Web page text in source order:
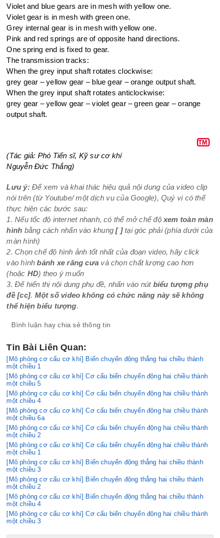
Violet and blue gears are in mesh with yellow one.
Violet gear is in mesh with green one.
Grey internal gear is in mesh with yellow one.
Pink and red springs are of opposite hand directions.
One spring end is fixed to gear.
The transmission tracks:
When the grey input shaft rotates clockwise:
grey gear – yellow gear – blue gear – orange output shaft.
When the grey input shaft rotates anticlockwise:
grey gear – yellow gear – violet gear – green gear – orange
output shaft.
(Tác giả: Phó Tiến sĩ, Kỹ sư cơ khí
Nguyễn Đức Thắng)
Lưu ý:Để xem và khai thác hiệu quả nội dung của video clip
nói trên (từ Youtube/ một dịch vụ của Google), Quý vị có thể
thực hiện các bước sau:
1. Nếu tốc độ internet nhanh, có thể mở chế độ xem toàn màn
hình bằng cách nhấn vào khung [ ] tại góc phải (phía dưới của
màn hình)
2. Chọn chế độ hình ảnh tốt nhất của đoạn video, hãy click
vào hình bánh xe răng cưa và chọn chất lượng cao hơn
(hoặc HD) theo ý muốn
3. Để hiển thị nội dung phụ đề, nhấn vào nút biểu tượng phụ
đề [cc]. Một số video không có chức năng này sẽ không
thể hiện biểu tượng.
Bình luận hay chia sẻ thông tin
Tin Bài Liên Quan:
[Mô phỏng cơ cấu cơ khí] Biến chuyển động thẳng hai chiều thành
một chiều 1
[Mô phỏng cơ cấu cơ khí] Cơ cấu biến chuyển động hai chiều thành
một chiều 5
[Mô phỏng cơ cấu cơ khí] Cơ cấu biến chuyển động hai chiều thành
một chiều 4
[Mô phỏng cơ cấu cơ khí] Cơ cấu biến chuyển động hai chiều thành
một chiều 6a
[Mô phỏng cơ cấu cơ khí] Cơ cấu biến chuyển động hai chiều thành
một chiều 2
[Mô phỏng cơ cấu cơ khí] Cơ cấu biến chuyển động hai chiều thành
một chiều 1
[Mô phỏng cơ cấu cơ khí] Biến chuyển động thẳng hai chiều thành
một chiều 3
[Mô phỏng cơ cấu cơ khí] Biến chuyển động thẳng hai chiều thành
một chiều 2
[Mô phỏng cơ cấu cơ khí] Biến chuyển động thẳng hai chiều thành
một chiều 4
[Mô phỏng cơ cấu cơ khí] Cơ cấu biến chuyển động hai chiều thành
một chiều 3